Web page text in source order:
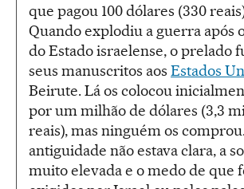
que pagou 100 dólares (330
Quando explodiu a guerra após
do Estado israelense, o prelado
seus manuscritos aos Estados
Beirute. Lá os colocou
por um milhão de dólares (3,3
reais), mas ninguém os
antiguidade não estava clara, a
muito elevada e o medo de que